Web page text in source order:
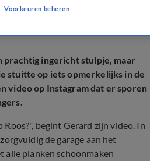
prachtig ingericht stulpje, maar
stuitte op iets opmerkelijks in de
video op Instagram dat er sporen
begint Gerard zijn video. In
de garage aan het
alle planken schoonmaken
Voorkeuren beheren